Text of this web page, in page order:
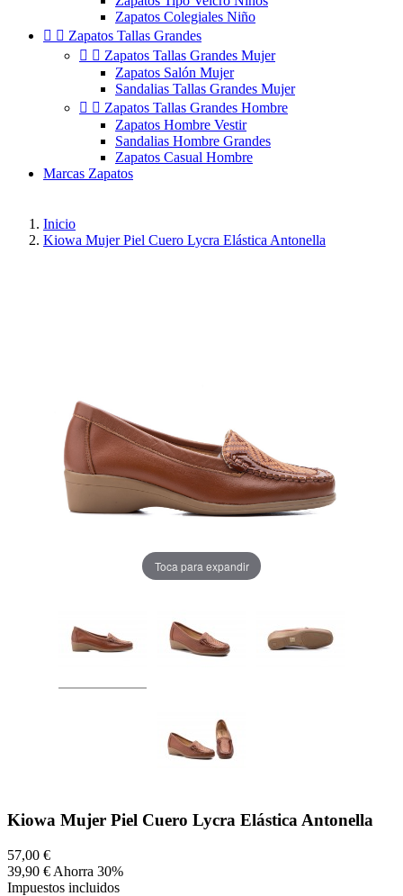
Zapatos Colegiales Niño
  Zapatos Tallas Grandes
  Zapatos Tallas Grandes Mujer
Zapatos Salón Mujer
Sandalias Tallas Grandes Mujer
  Zapatos Tallas Grandes Hombre
Zapatos Hombre Vestir
Sandalias Hombre Grandes
Zapatos Casual Hombre
Marcas Zapatos
Inicio
Kiowa Mujer Piel Cuero Lycra Elástica Antonella
Toca para expandir
Kiowa Mujer Piel Cuero Lycra Elástica Antonella
57,00 €
39,90 € Ahorra 30%
Impuestos incluidos